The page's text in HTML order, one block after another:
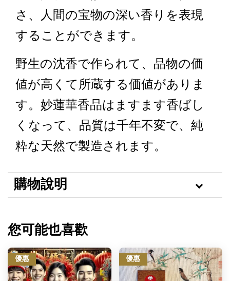
さ、人間の宝物の深い香りを表現
することができます。
野生の沈香で作られて、品物の価
値が高くて所蔵する価値がありま
す。妙蓮華香品はますます香ばし
くなって、品質は千年不変で、純
粋な天然で製造されます。
購物說明
您可能也喜歡
優惠 優惠